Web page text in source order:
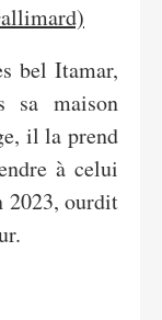
bel Itamar,
sa maison
il la prend
à celui
2023, ourdit